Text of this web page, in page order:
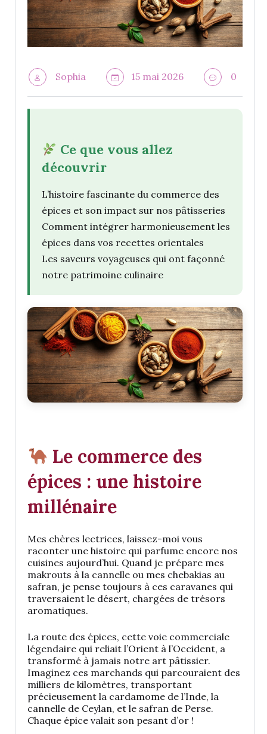
Sophia 15 mai 2026 0
Ce que vous allez
découvrir
L’histoire fascinante du commerce des
épices et son impact sur nos pâtisseries
Comment intégrer harmonieusement les
épices dans vos recettes orientales
Les saveurs voyageuses qui ont façonné
notre patrimoine culinaire
Le commerce des
épices : une histoire
millénaire
Mes chères lectrices, laissez-moi vous
raconter une histoire qui parfume encore nos
cuisines aujourd’hui. Quand je prépare mes
makrouts à la cannelle ou mes chebakias au
safran, je pense toujours à ces caravanes qui
traversaient le désert, chargées de trésors
aromatiques.
La route des épices, cette voie commerciale
légendaire qui reliait l’Orient à l’Occident, a
transformé à jamais notre art pâtissier.
Imaginez ces marchands qui parcouraient des
milliers de kilomètres, transportant
précieusement la cardamome de l’Inde, la
cannelle de Ceylan, et le safran de Perse.
Chaque épice valait son pesant d’or !